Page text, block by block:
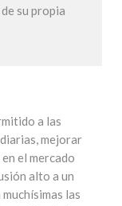
su propia
a las
mejorar
el mercado
alto a un
las